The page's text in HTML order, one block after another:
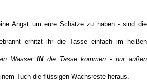
Angst um eure Schätze zu haben - sind die
erhitzt ihr die Tasse einfach im heißen
WasserINdie Tasse kommen - nur außen
Tuch die flüssigen Wachsreste heraus.